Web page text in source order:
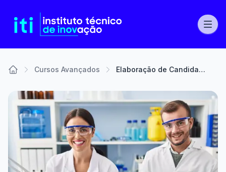
Cursos Avançados Elaboração de Candidaturas de Investigação a Financiamento Europeu